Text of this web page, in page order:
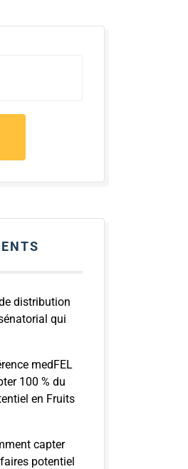
distribution
qui
medFEL
100 % du
en Fruits
capter
potentiel